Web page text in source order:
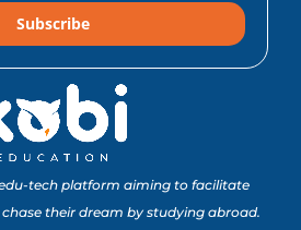
Subscribe
tech platform aiming to facilitate
their dream by studying abroad.